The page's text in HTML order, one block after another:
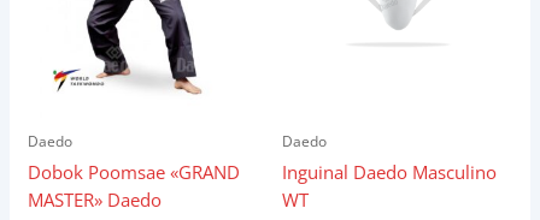
Daedo
Dobok Poomsae «GRAND
MASTER» Daedo
Daedo
Inguinal Daedo Masculino
WT